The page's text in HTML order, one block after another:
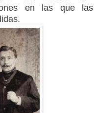
en las que las